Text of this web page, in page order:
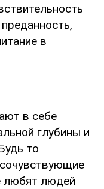
в
в себе
глубины и
то
любят людей